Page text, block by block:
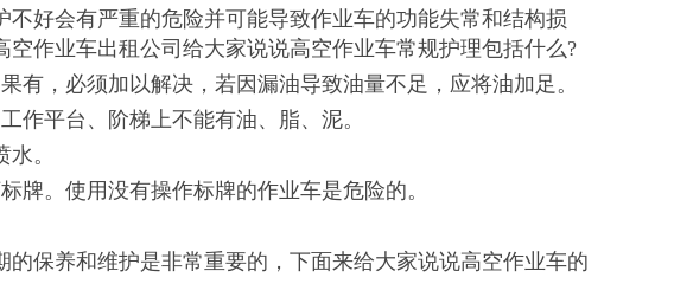
不好会有严重的危险并可能导致作业车的功能失常和结构损
作业车出租公司给大家说说高空作业车常规护理包括什么?
，必须加以解决，若因漏油导致油量不足，应将油加足。
平台、阶梯上不能有油、脂、泥。
。
。使用没有操作标牌的作业车是危险的。
保养和维护是非常重要的，下面来给大家说说高空作业车的